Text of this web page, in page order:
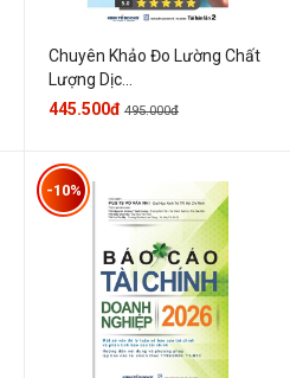
Chuyên Khảo Đo Lường Chất
Lượng Dịc...
445.500đ 495.000đ
-10%